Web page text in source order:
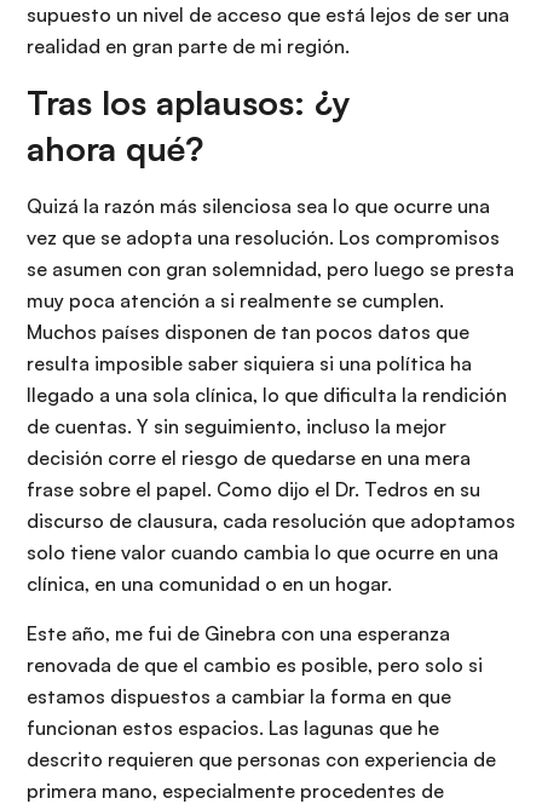
supuesto un nivel de acceso que está lejos de ser una
realidad en gran parte de mi región.
Tras los aplausos: ¿y
ahora qué?
Quizá la razón más silenciosa sea lo que ocurre una
vez que se adopta una resolución. Los compromisos
se asumen con gran solemnidad, pero luego se presta
muy poca atención a si realmente se cumplen.
Muchos países disponen de tan pocos datos que
resulta imposible saber siquiera si una política ha
llegado a una sola clínica, lo que dificulta la rendición
de cuentas. Y sin seguimiento, incluso la mejor
decisión corre el riesgo de quedarse en una mera
frase sobre el papel. Como dijo el Dr. Tedros en su
discurso de clausura, cada resolución que adoptamos
solo tiene valor cuando cambia lo que ocurre en una
clínica, en una comunidad o en un hogar.
Este año, me fui de Ginebra con una esperanza
renovada de que el cambio es posible, pero solo si
estamos dispuestos a cambiar la forma en que
funcionan estos espacios. Las lagunas que he
descrito requieren que personas con experiencia de
primera mano, especialmente procedentes de